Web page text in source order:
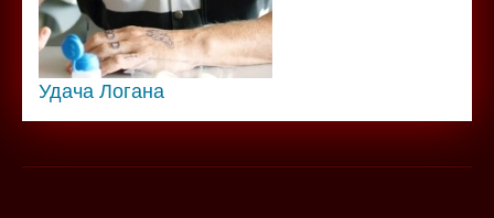
Удача Логана